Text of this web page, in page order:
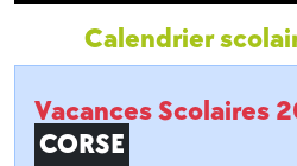
Calendrier
Vacances Scolaires
CORSE